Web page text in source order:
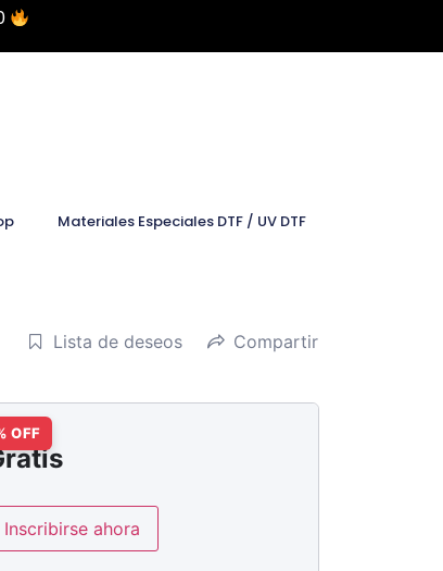
Materiales Especiales DTF / UV DTF
Lista de deseos Compartir
Inscribirse ahora